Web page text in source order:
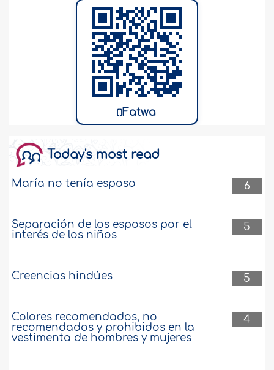
Fatwa
Today's most read
6
María no tenía esposo
5
Separación de los esposos por el
interés de los niños
5
Creencias hindúes
4
Colores recomendados, no
recomendados y prohibidos en la
vestimenta de hombres y mujeres